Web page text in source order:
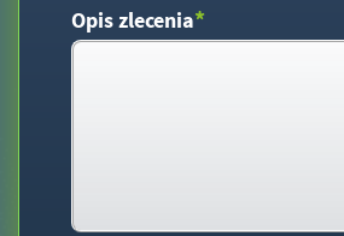
Opis zlecenia*